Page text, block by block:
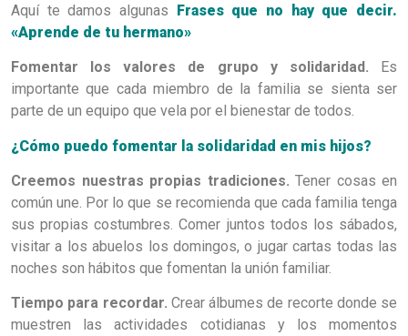
Aquí te damos algunas Frases que no hay que decir.
«Aprende de tu hermano»
Fomentar los valores de grupo y solidaridad.
Es
importante que cada miembro de la familia se sienta ser
parte de un equipo que vela por el bienestar de todos.
¿Cómo puedo fomentar la solidaridad en mis hijos?
Creemos nuestras propias tradiciones. Tener cosas en
común une. Por lo que se recomienda que cada familia tenga
sus propias costumbres. Comer juntos todos los sábados,
visitar a los abuelos los domingos, o jugar cartas todas las
noches son hábitos que fomentan la unión familiar.
Tiempo para recordar. Crear álbumes de recorte donde se
muestren las actividades cotidianas y los momentos